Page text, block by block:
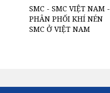
SMC - SMC VIỆT NAM -
PHÂN PHỐI KHÍ NÉN
SMC Ở VIỆT NAM